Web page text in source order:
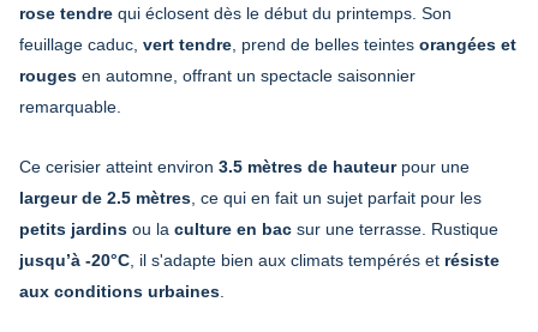
rose tendre qui éclosent dès le début du printemps. Son
feuillage caduc, vert tendre , prend de belles teintes orangées et
rouges en automne, offrant un spectacle saisonnier
remarquable.
Ce cerisier atteint environ 3.5 mètres de hauteurpour une
largeur de 2.5 mètres , ce qui en fait un sujet parfait pour les
petits jardins ou la culture en bac sur une terrasse. Rustique
jusqu’à -20°C , il s'adapte bien aux climats tempérés et résiste
aux conditions urbaines